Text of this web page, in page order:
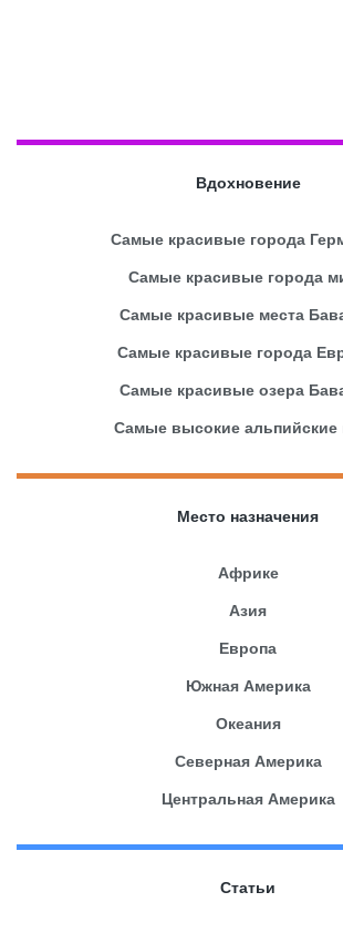
Вдохновение
Самые красивые города
Самые красивые города
Самые красивые места
Самые красивые города
Самые красивые озера
Самые высокие альпийские
Место назначения
Африке
Азия
Европа
Южная Америка
Океания
Северная Америка
Центральная Америка
Статьи